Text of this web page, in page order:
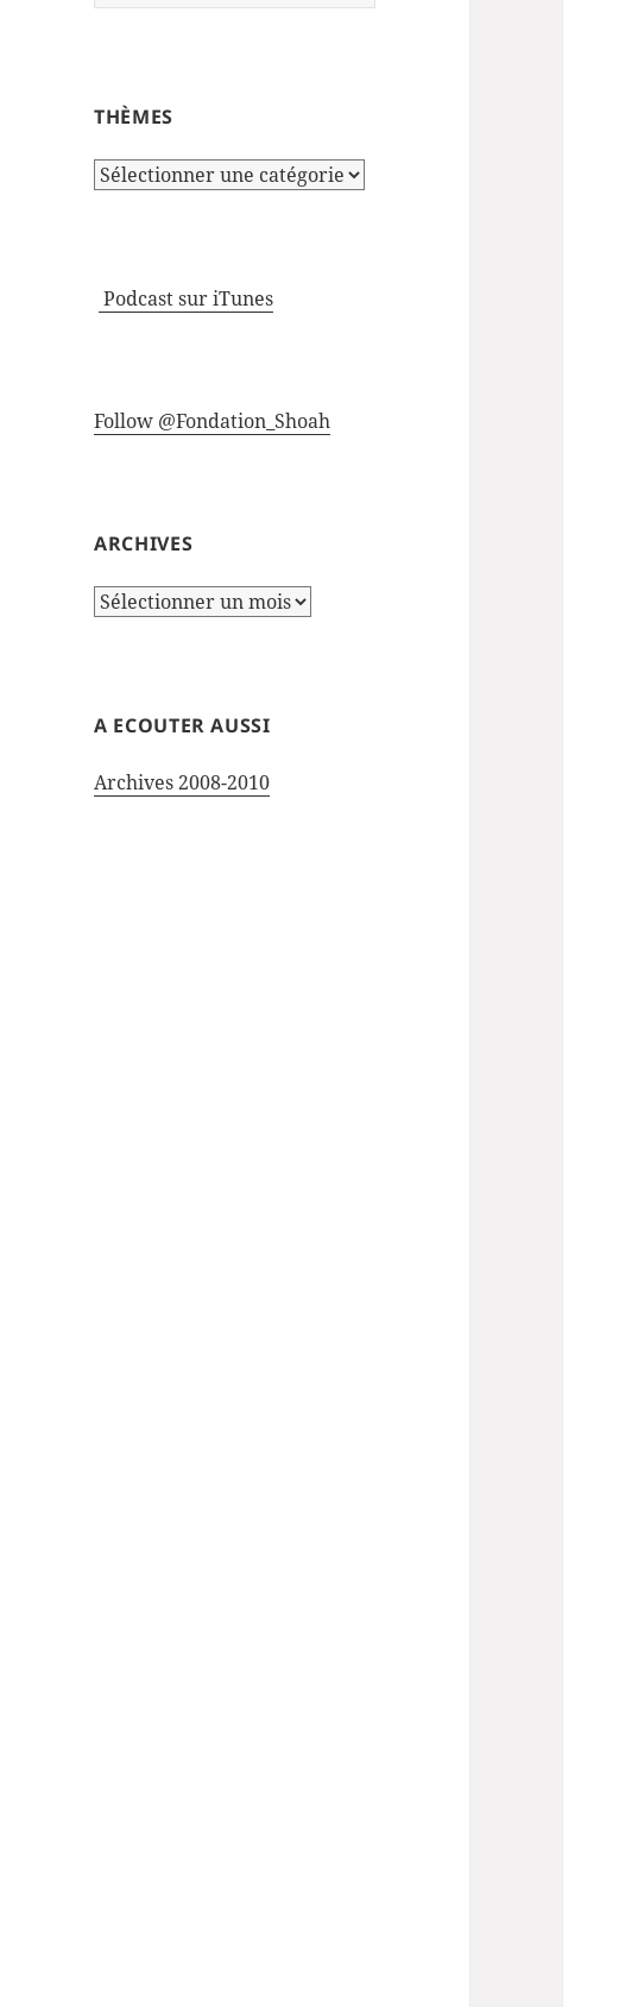
THÈMES
Thèmes
Podcast sur iTunes
Follow @Fondation_Shoah
ARCHIVES
Archives
A ECOUTER AUSSI
Archives 2008-2010